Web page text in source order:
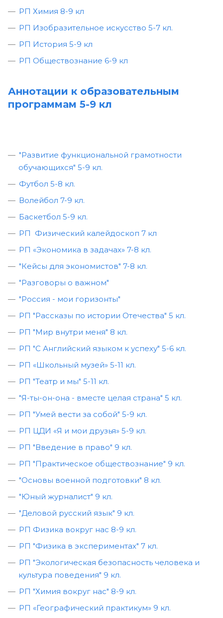
РП Химия 8-9 кл
РП Изобразительное искусство 5-7 кл.
РП История 5-9 кл
РП Обществознание 6-9 кл
Аннотации к образовательным
программам 5-9 кл
"Развитие функциональной грамотности
обучающихся" 5-9 кл.
Футбол 5-8 кл.
Волейбол 7-9 кл.
Баскетбол 5-9 кл.
РП Физический калейдоскоп 7 кл
РП «Экономика в задачах» 7-8 кл.
"Кейсы для экономистов" 7-8 кл.
"Разговоры о важном"
"Россия - мои горизонты"
РП "Рассказы по истории Отечества" 5 кл.
РП "Мир внутри меня" 8 кл.
РП "С Английский языком к успеху" 5-6 кл.
РП «Школьный музей» 5-11 кл.
РП "Театр и мы" 5-11 кл.
"Я-ты-он-она - вместе целая страна" 5 кл.
РП "Умей вести за собой" 5-9 кл.
РП ЦДИ «Я и мои друзья» 5-9 кл.
РП "Введение в право" 9 кл.
РП "Практическое обществознание" 9 кл.
"Основы военной подготовки" 8 кл.
"Юный журналист" 9 кл.
"Деловой русский язык" 9 кл.
РП Физика вокруг нас 8-9 кл.
РП "Физика в экспериментах" 7 кл.
РП "Экологическая безопасность человека и
культура поведения" 9 кл.
РП "Химия вокруг нас" 8-9 кл.
РП «Географический практикум» 9 кл.